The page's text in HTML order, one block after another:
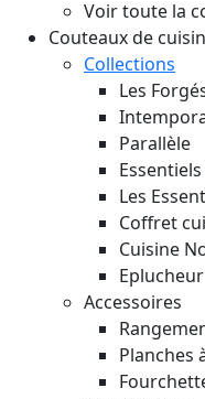
Voir toute la
Couteaux de
Collections
Les
Parallèle
Les
Coffret
Cuisine
Accessoires
Planches